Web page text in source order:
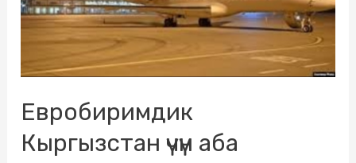
Евробиримдик
Кыргызстан үчүн аба